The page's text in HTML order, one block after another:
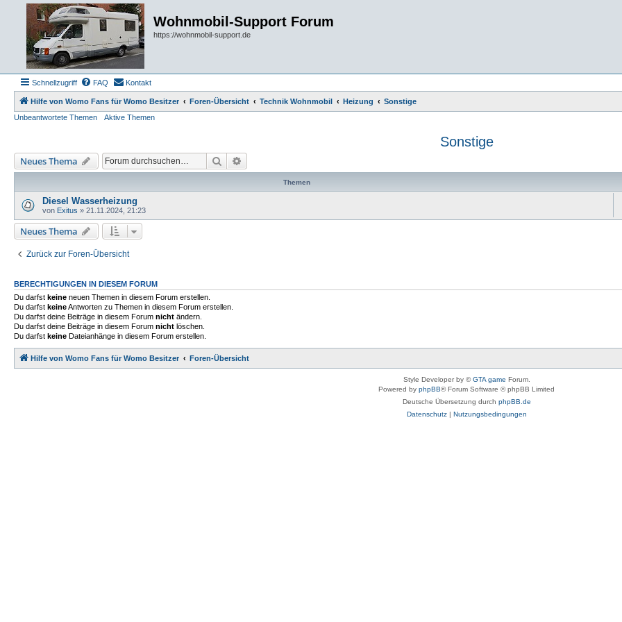
Wohnmobil-Support Forum
https://wohnmobil-support.de
Schnellzugriff FAQ Kontakt
Hilfe von Womo Fans für Womo Besitzer Foren-Übersicht Technik Wohnmobil Heizung
Sonstige
Unbeantwortete Themen
Aktive Themen
Sonstige
Neues Thema Suche
Themen
Diesel Wasserheizung
von Exitus » 21.11.2024, 21:23
Neues Thema
Zurück zur Foren-Übersicht
BERECHTIGUNGEN IN DIESEM FORUM
Du darfst keine neuen Themen in diesem Forum erstellen.
Du darfst keineAntworten zu Themen in diesem Forum erstellen.
Du darfst deine Beiträge in diesem Forum nicht ändern.
Du darfst deine Beiträge in diesem Forum nicht löschen.
Du darfst keine Dateianhänge in diesem Forum erstellen.
Hilfe von Womo Fans für Womo Besitzer Foren-Übersicht
Style Developer by ©GTA game Forum.
Powered by phpBB® Forum Software © phpBB Limited
Deutsche Übersetzung durch phpBB.de
Datenschutz| Nutzungsbedingungen